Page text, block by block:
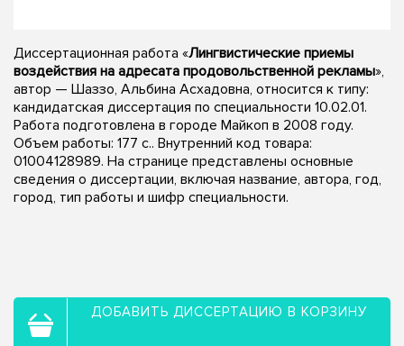
Диссертационная работа «Лингвистические приемы
воздействия на адресата продовольственной рекламы»,
автор — Шаззо, Альбина Асхадовна, относится к типу:
кандидатская диссертация по специальности 10.02.01.
Работа подготовлена в городе Майкоп в 2008 году.
Объем работы: 177 с.. Внутренний код товара:
01004128989. На странице представлены основные
сведения о диссертации, включая название, автора, год,
город, тип работы и шифр специальности.
ДОБАВИТЬ ДИССЕРТАЦИЮ В КОРЗИНУ